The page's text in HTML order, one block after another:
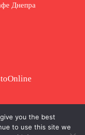
Днепра
you the best
to use this site we